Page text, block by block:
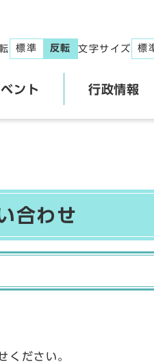
標準 反転 文字サイズ 標
ント 行政情報
合わせ
ください。